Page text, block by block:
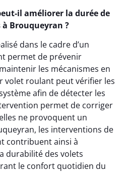
il améliorer la durée de
Brouqueyran ?
dans le cadre d’un
permet de prévenir
les mécanismes en
volet roulant peut vérifier les
afin de détecter les
permet de corriger
ne provoquent un
les interventions de
contribuent ainsi à
durabilité des volets
le confort quotidien du